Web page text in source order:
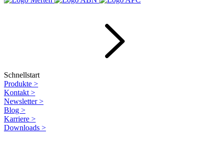
Schnellstart
Produkte >
Kontakt >
Newsletter>
Blog >
Karriere >
Downloads >